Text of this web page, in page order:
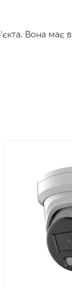
Вона має